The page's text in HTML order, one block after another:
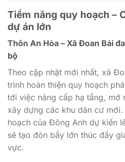
Tiềm năng quy hoạch –
dự án lớn
Thôn An Hòa – Xã Đoan Bái
bộ
Theo cập nhật mới nhất, xã
trình hoàn thiện quy hoạch
tới việc nâng cấp hạ tầng, mở
xây dựng các khu dân cư
hoạch của Đông Anh dự kiến
sẽ tạo đòn bẩy lớn thúc đẩy
vực.